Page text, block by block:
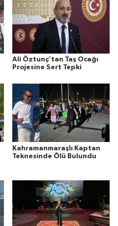
Ali Öztunç’tan Taş Ocağı
Projesine Sert Tepki
Kahramanmaraşlı Kaptan
Teknesinde Ölü Bulundu